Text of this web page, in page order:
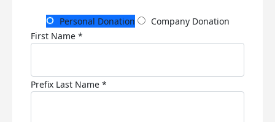
Personal Donation
Company Donation
First Name *
Prefix Last Name *